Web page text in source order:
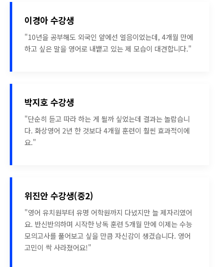
이경아 수강생
"10년을 공부해도 외국인 앞에선 얼음이었는데, 4개월 만에
하고 싶은 말을 영어로 내뱉고 있는 제 모습이 대견합니다."
박지호 수강생
"단순히 듣고 따라 하는 게 될까 싶었는데 결과는 놀랍습니
다. 화상영어 2년 한 것보다 4개월 훈련이 훨씬 효과적이에
요."
위진안 수강생(중2)
"영어 유치원부터 유명 어학원까지 다녔지만 늘 제자리였어
요. 반신반의하며 시작한 낭독 훈련 5개월 만에 이제는 수능
모의고사를 풀어보고 싶을 만큼 자신감이 생겼습니다. 영어
고민이 싹 사라졌어요!"